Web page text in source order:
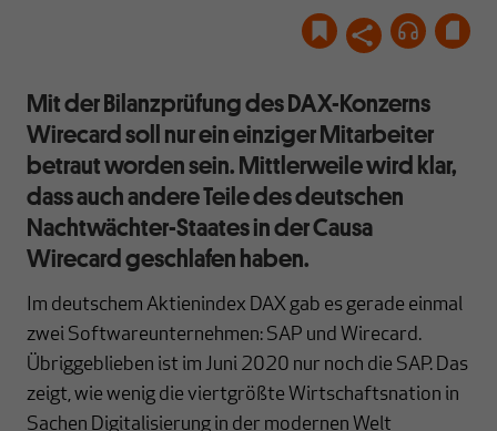
Mit der Bilanzprüfung des DAX-Konzerns
Wirecard soll nur ein einziger Mitarbeiter
betraut worden sein. Mittlerweile wird klar,
dass auch andere Teile des deutschen
Nachtwächter-Staates in der Causa
Wirecard geschlafen haben.
Im deutschem Aktienindex DAX gab es gerade einmal
zwei Softwareunternehmen: SAP und Wirecard.
Übriggeblieben ist im Juni 2020 nur noch die SAP. Das
zeigt, wie wenig die viertgrößte Wirtschaftsnation in
Sachen Digitalisierung in der modernen Welt